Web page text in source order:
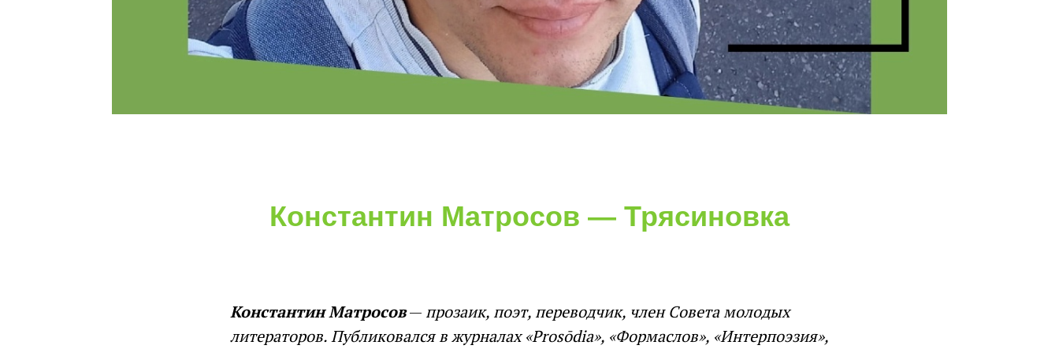
Константин Матросов — Трясиновка
КонстантинМатросов— прозаик, поэт, переводчик, член Совета молодых
литераторов. Публиковался в журналах «Prosōdia», «Формаслов», «Интерпоэзия»,